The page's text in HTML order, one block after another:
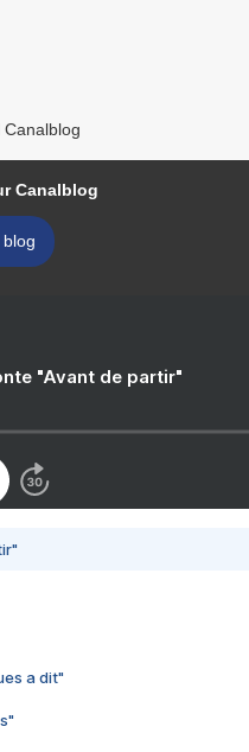
Canalblog
"Avant de partir"
a dit"